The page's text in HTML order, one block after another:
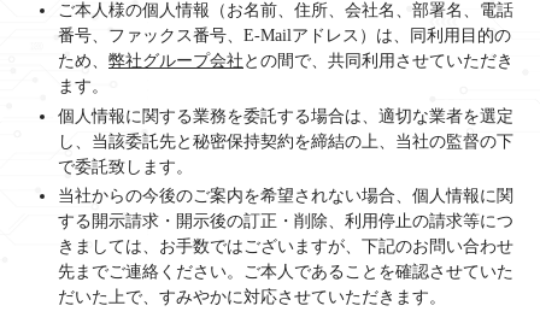
ご本人様の個人情報（お名前、住所、会社名、部署名、電話
番号、ファックス番号、E-Mailアドレス）は、同利用目的の
ため、 弊社グループ会社 との間で、共同利用させていただき
ます。
個人情報に関する業務を委託する場合は、適切な業者を選定
し、当該委託先と秘密保持契約を締結の上、当社の監督の下
で委託致します。
当社からの今後のご案内を希望されない場合、個人情報に関
する開示請求・開示後の訂正・削除、利用停止の請求等につ
きましては、お手数ではございますが、下記のお問い合わせ
先までご連絡ください。ご本人であることを確認させていた
だいた上で、すみやかに対応させていただきます。